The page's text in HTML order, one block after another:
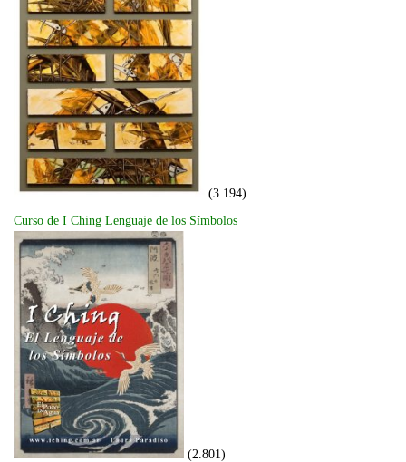
(3.194)
Curso de I Ching Lenguaje de los Símbolos
(2.801)